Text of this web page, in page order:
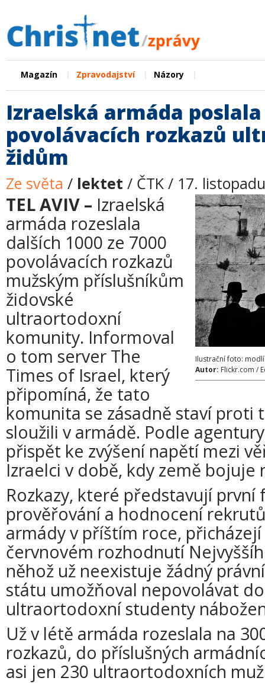
Magazín Zpravodajství Názory
Izraelská armáda
povolávacích rozkazů
židům
Ze světa / lektet / ČTK / 17.
Ilustrační foto:
Autor: Flickr.com /
TEL AVIV – Izraelská
armáda rozeslala
dalších 1000 ze 7000
povolávacích rozkazů
mužským příslušníkům
židovské
ultraortodoxní
komunity. Informoval
o tom server The
Times of Israel, který
připomíná, že tato
komunita se zásadně staví proti
sloužili v armádě. Podle
přispět ke zvýšení napětí mezi
Izraelci v době, kdy země
Rozkazy, které představují první
prověřování a hodnocení
armády v příštím roce,
červnovém rozhodnutí
něhož už neexistuje žádný
státu umožňoval nepovolávat
ultraortodoxní studenty
Už v létě armáda rozeslala na
rozkazů, do příslušných
asi jen 230 ultraortodoxních